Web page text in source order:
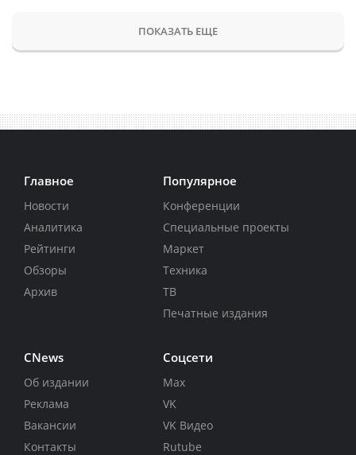
ПОКАЗАТЬ ЕЩЕ
Главное
Новости
Аналитика
Рейтинги
Обзоры
Архив
Популярное
Конференции
Специальные проекты
Маркет
Техника
ТВ
Печатные издания
CNews
Об издании
Реклама
Вакансии
Контакты
Соцсети
Max
VK
VK Видео
Rutube